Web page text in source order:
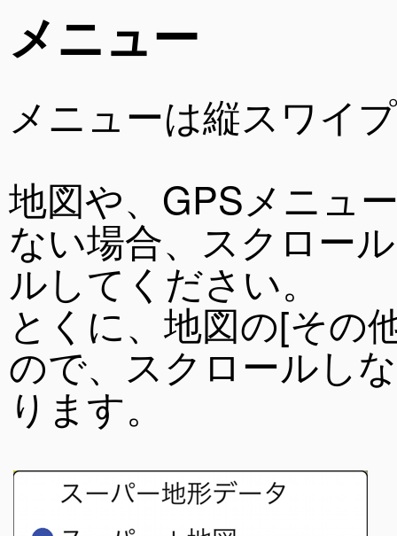
メニュー
メニューは縦スワイ
地図や、GPSメニュ
ない場合、スクロー
ルしてください。
とくに、地図の[その
ので、スクロールし
ります。